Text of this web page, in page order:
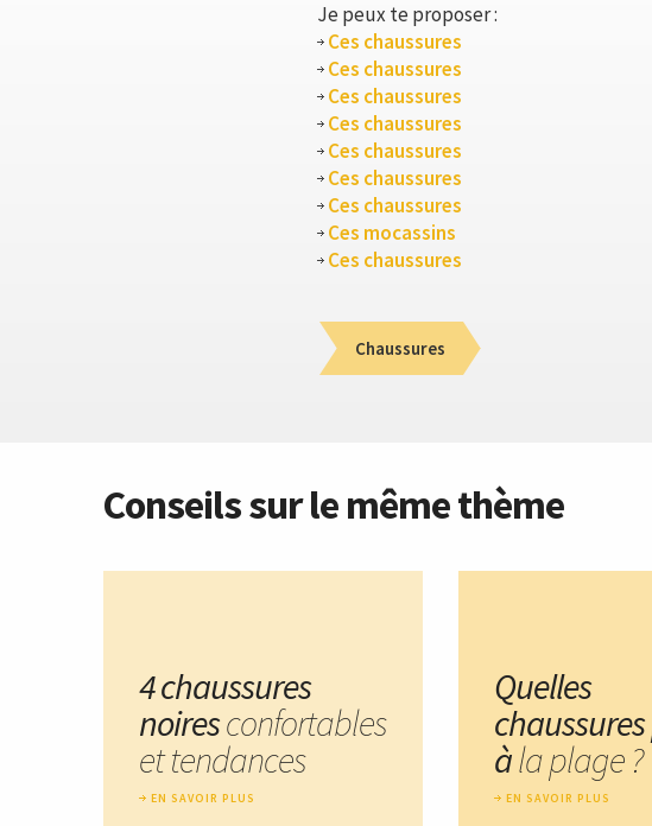
Je peux te proposer :
Ces chaussures
Ces chaussures
Ces chaussures
Ces chaussures
Ces chaussures
Ces chaussures
Ces chaussures
Ces mocassins
Ces chaussures
Chaussures
Conseils sur le même thème
4 chaussures
noiresconfortables
et tendances
EN SAVOIR PLUS
Quelles
àla plage ?
EN SAVOIR PLUS